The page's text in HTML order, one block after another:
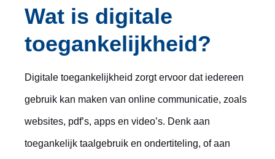
Wat is digitale
toegankelijkheid?
Digitale toegankelijkheid zorgt ervoor dat iedereen
gebruik kan maken van online communicatie, zoals
websites, pdf’s, apps en video’s. Denk aan
toegankelijk taalgebruik en ondertiteling, of aan